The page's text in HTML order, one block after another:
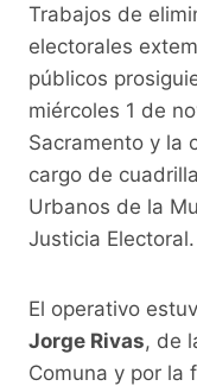
c
e
b
o
o
k
itt
er s
A
p
p
Trabajos de
electorales
públicos
miércoles 1 de
Sacramento y la
cargo de
Urbanos de la
Justicia Electoral.
El operativo
Jorge Rivas, de
Comuna y por la